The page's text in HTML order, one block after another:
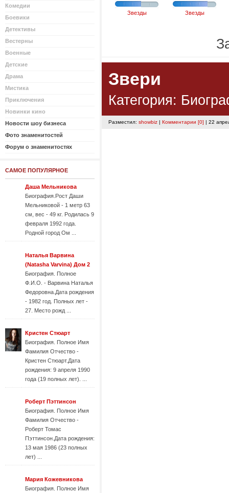
Комедии
Боевики
Детективы
Вестерны
Военные
Детские
Драма
Мистика
Приключения
Новинки кино
Новости шоу бизнеса
Фото знаменитостей
Форум о знаменитостях
САМОЕ ПОПУЛЯРНОЕ
Даша Мельникова
Биография.Рост Даши
Мельниковой - 1 метр 63
см, вес - 49 кг. Родилась 9
февраля 1992 года.
Родной город Ом ...
Наталья Варвина
(Natasha Varvina) Дом 2
Биография. Полное
Ф.И.О. - Варвина Наталья
Федоровна.Дата рождения
- 1982 год. Полных лет -
27. Место рожд ...
Кристен Стюарт
Биография. Полное Имя
Фамилия Отчество -
Кристен Стюарт.Дата
рождения: 9 апреля 1990
года (19 полных лет). ...
Роберт Пэттинсон
Биография. Полное Имя
Фамилия Отчество -
Роберт Томас
Пэттинсон.Дата рождения:
13 мая 1986 (23 полных
лет) ...
Мария Кожевникова
Биография. Полное Имя
Звезды Звезды
Звери
Категория:
Разместил: showbiz | Комментарии [0] | 22